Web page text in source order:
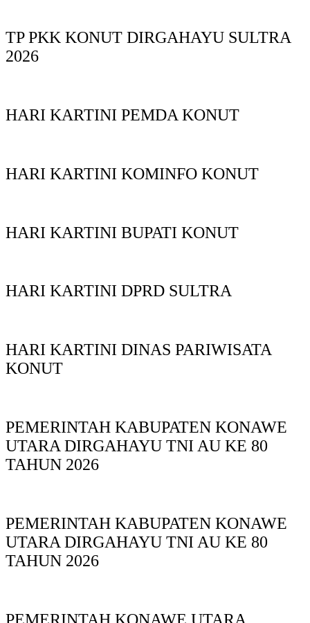
TP PKK KONUT DIRGAHAYU SULTRA
2026
HARI KARTINI PEMDA KONUT
HARI KARTINI KOMINFO KONUT
HARI KARTINI BUPATI KONUT
HARI KARTINI DPRD SULTRA
HARI KARTINI DINAS PARIWISATA
KONUT
PEMERINTAH KABUPATEN KONAWE
UTARA DIRGAHAYU TNI AU KE 80
TAHUN 2026
PEMERINTAH KABUPATEN KONAWE
UTARA DIRGAHAYU TNI AU KE 80
TAHUN 2026
PEMERINTAH KONAWE UTARA